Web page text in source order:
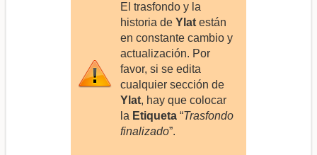
El trasfondo y la
historia de Ylatestán
en constante cambio y
actualización. Por
favor, si se edita
cualquier sección de
Ylat, hay que colocar
la Etiqueta“Trasfondo
finalizado”.